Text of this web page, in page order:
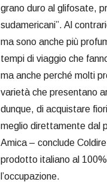
grano duro al glifosate,
sudamericani”. Al
ma sono anche più
tempi di viaggio che
ma anche perché molti
varietà che presentano
dunque, di acquistare
meglio direttamente dal
Amica – conclude
prodotto italiano al
l’occupazione.